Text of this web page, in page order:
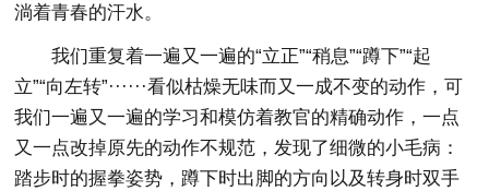
淌着青春的汗水。
我们重复着一遍又一遍的“立正”“稍息”“蹲下”“起
立”“向左转”······看似枯燥无味而又一成不变的动作，可
我们一遍又一遍的学习和模仿着教官的精确动作，一点
又一点改掉原先的动作不规范，发现了细微的小毛病：
踏步时的握拳姿势，蹲下时出脚的方向以及转身时双手